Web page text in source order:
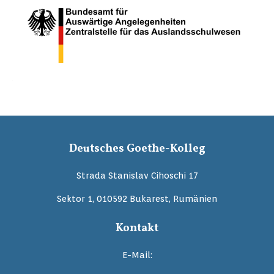
Deutsches Goethe-Kolleg
Strada Stanislav Cihoschi 17
Sektor 1, 010592 Bukarest, Rumänien
Kontakt
E-Mail: